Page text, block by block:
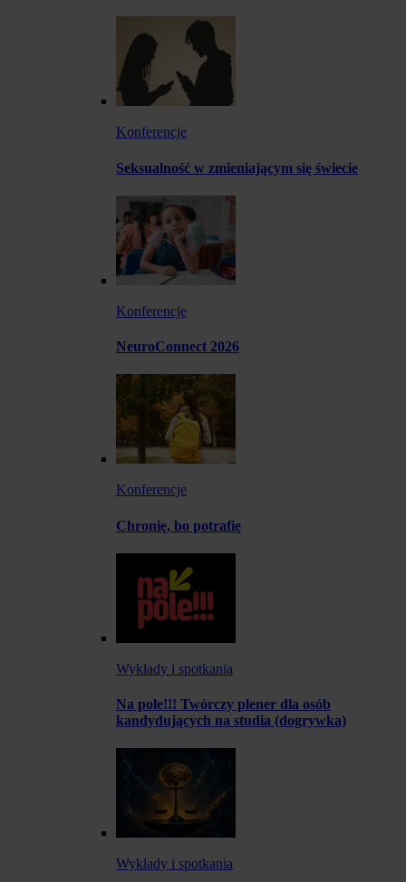
Konferencje
Seksualność w zmieniającym się świecie
Konferencje
NeuroConnect 2026
Konferencje
Chronię, bo potrafię
Wykłady i spotkania
Na pole!!! Twórczy plener dla osób
kandydujących na studia (dogrywka)
Wykłady i spotkania